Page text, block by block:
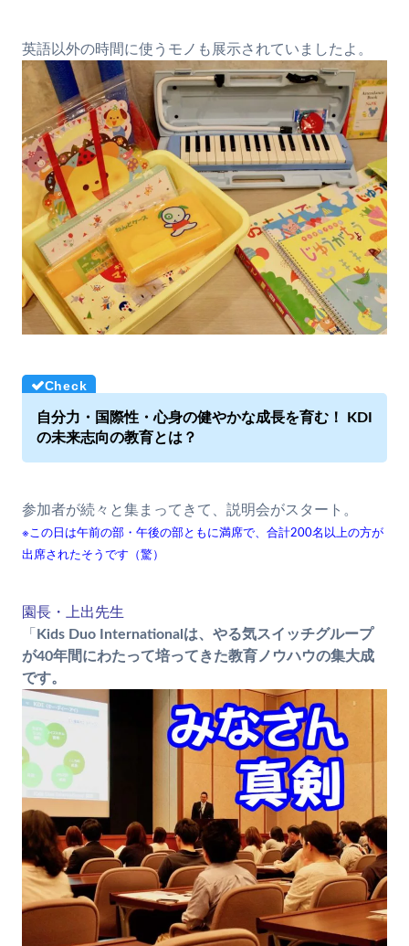
英語以外の時間に使うモノも展示されていましたよ。
自分力・国際性・心身の健やかな成長を育む！ KDI
の未来志向の教育とは？
参加者が続々と集まってきて、説明会がスタート。
※この日は午前の部・午後の部ともに満席で、合計200名以上の方が
出席されたそうです（驚）
園長・上出先生
「 Kids Duo Internationalは、やる気スイッチグループ
が40年間にわたって培ってきた教育ノウハウの集大成
です。